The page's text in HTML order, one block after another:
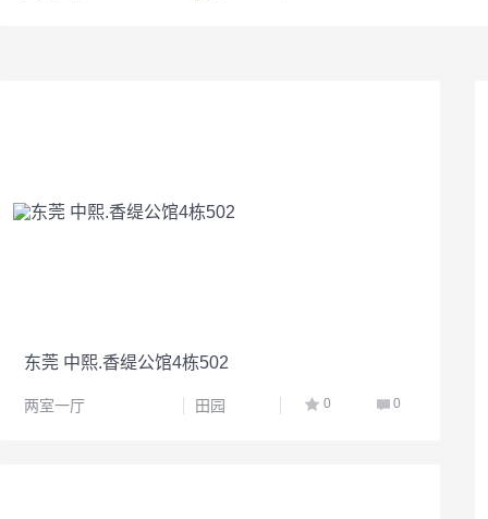
东莞 中熙.香缇公馆4栋502
两室一厅 田园 0 0